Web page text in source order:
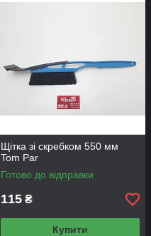
Щітка зі скребком 550 мм
Tom Par
Готово до відправки
115 ₴
Купити